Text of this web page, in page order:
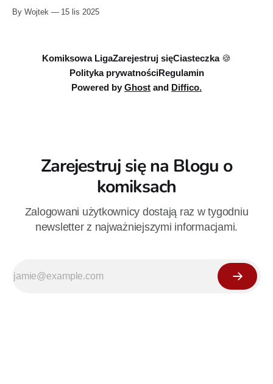
Opowiada o pracy scenarzysty oraz o obrażonych
wydawcach, rozbitym rynku i serii, która „zamyka drogę”
By Wojtek 15 lis 2025
Komiksowa LigaZarejestruj sięCiasteczka 🍪
Polityka prywatnościRegulamin
Powered by Ghost and Diffico.
Zarejestruj się na Blogu o
komiksach
Zalogowani użytkownicy dostają raz w tygodniu
newsletter z najważniejszymi informacjami.